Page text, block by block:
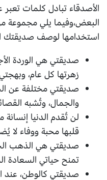
الأصدقاء تبادل كلمات
البعض،وفيما يلي مجموعة
استخدامها لوصف صديقتك
صديقتي هي الوردة
زهرتها كل عام،
صديقتي مختلفة عن
والجمال، وتُشبه
لن تُقدم الدنيا
قلبها محبة ووفاء لا
صديقتي هي الذهب
تمنح حياتي السعادة
صديقتي كالوطن،